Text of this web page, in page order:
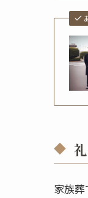
家族葬